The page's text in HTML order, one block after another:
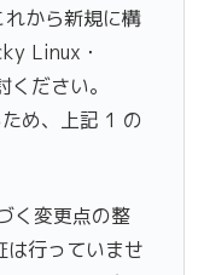
から新規に構
Linux・
ださい。
め、上記 1 の
く変更点の整
は行っていませ